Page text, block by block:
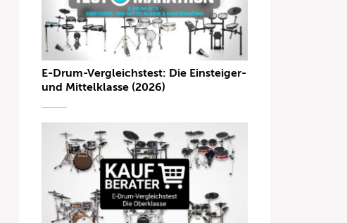
E-Drum-Vergleichstest: Die Einsteiger-
und Mittelklasse (2026)